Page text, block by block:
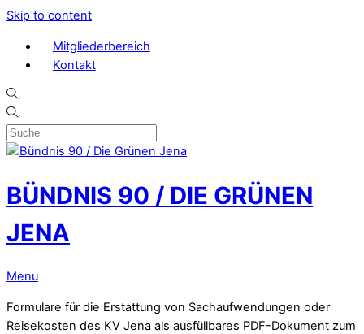
Skip to content
Mitgliederbereich
Kontakt
BÜNDNIS 90 / DIE GRÜNEN
JENA
Menu
Formulare für die Erstattung von Sachaufwendungen oder
Reisekosten des KV Jena als ausfüllbares PDF-Dokument zum